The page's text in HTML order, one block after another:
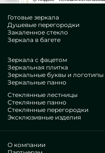
Готовые зеркала
Душевые перегородки
Закаленное стекло
Зеркала в багете
Зеркала с фацетом
Зеркальная плитка
Зеркальные буквы и логотипы
Зеркальные панно
Стеклянные лестницы
Стеклянные панно
Стеклянные перегородки
Эксклюзивные изделия
О компании